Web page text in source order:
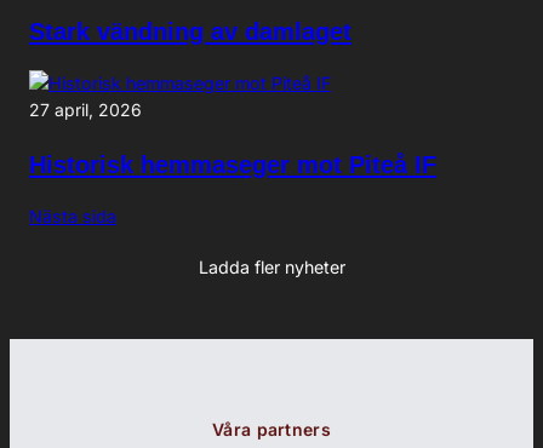
Stark vändning av damlaget
27 april, 2026
Historisk hemmaseger mot Piteå IF
Nästa sida
Ladda fler nyheter
Våra partners